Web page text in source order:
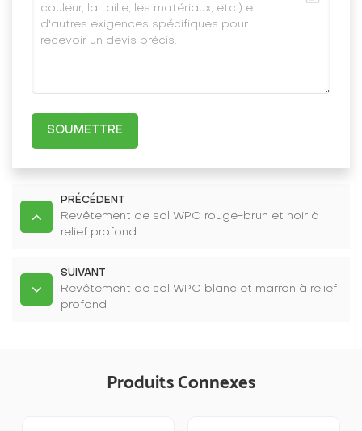
SOUMETTRE
PRÉCÉDENT
Revêtement de sol WPC rouge-brun et noir à
relief profond
SUIVANT
Revêtement de sol WPC blanc et marron à relief
profond
Produits Connexes